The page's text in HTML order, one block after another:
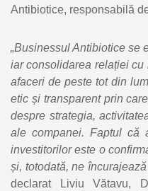
Antibiotice, responsabilă
„Businessul Antibiotice se
iar consolidarea relației
afaceri de peste tot din
etic și transparent prin
despre strategia,
ale companei. Faptul că
investitorilor este o
și, totodată, ne
declarat Liviu Vătavu,